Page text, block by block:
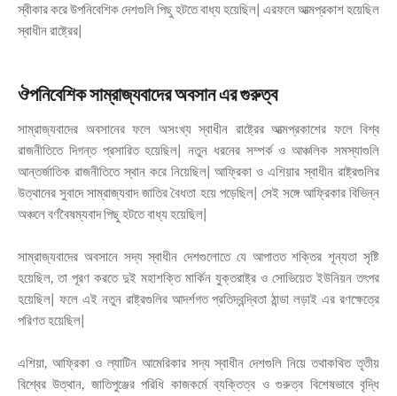
স্বীকার করে উপনিবেশিক দেশগুলি পিছু হটতে বাধ্য হয়েছিল| এরফলে আত্মপ্রকাশ হয়েছিল
স্বাধীন রাষ্ট্রের|
ঔপনিবেশিক সাম্রাজ্যবাদের অবসান এর গুরুত্ব
সাম্রাজ্যবাদের অবসানের ফলে অসংখ্য স্বাধীন রাষ্ট্রের আত্মপ্রকাশের ফলে বিশ্ব
রাজনীতিতে দিগন্ত প্রসারিত হয়েছিল| নতুন ধরনের সম্পর্ক ও আঞ্চলিক সমস্যাগুলি
আন্তর্জাতিক রাজনীতিতে স্থান করে নিয়েছিল| আফ্রিকা ও এশিয়ার স্বাধীন রাষ্ট্রগুলির
উত্থানের সুবাদে সাম্রাজ্যবাদ জাতির বৈধতা হয়ে পড়েছিল| সেই সঙ্গে আফ্রিকার বিভিন্ন
অঞ্চলে বর্ণবৈষম্যবাদ পিছু হটতে বাধ্য হয়েছিল|
সাম্রাজ্যবাদের অবসানে সদ্য স্বাধীন দেশগুলোতে যে আপাতত শক্তির শূন্যতা সৃষ্টি
হয়েছিল, তা পূরণ করতে দুই মহাশক্তি মার্কিন যুক্তরাষ্ট্র ও সোভিয়েত ইউনিয়ন তৎপর
হয়েছিল| ফলে এই নতুন রাষ্ট্রগুলির আদর্শগত প্রতিদ্বন্দ্বিতা ঠান্ডা লড়াই এর রণক্ষেত্রে
পরিণত হয়েছিল|
এশিয়া, আফ্রিকা ও ল্যাটিন আমেরিকার সদ্য স্বাধীন দেশগুলি নিয়ে তথাকথিত তৃতীয়
বিশ্বের উত্থান, জাতিপুঞ্জের পরিধি কাজকর্মে ব্যক্তিত্ব ও গুরুত্ব বিশেষভাবে বৃদ্ধি